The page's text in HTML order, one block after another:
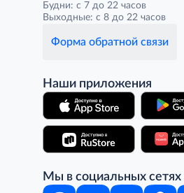
Будни: с 7 до 22 часов
Выходные: с 8 до 22 часов
Форма обратной связи
Наши приложения
Мы в социальных сетях